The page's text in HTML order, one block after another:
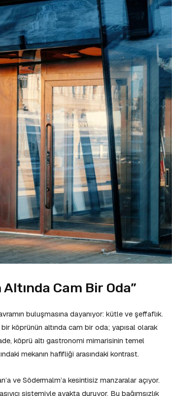
Cam Bir Oda”
buluşmasına dayanıyor: kütle ve şeffaflık.
köprünün altında cam bir oda; yapısal olarak
köprü altı gastronomi mimarisinin temel
mekanın hafifliği arasındaki kontrast.
ve Södermalm’a kesintisiz manzaralar açıyor.
sistemiyle ayakta duruyor. Bu bağımsızlık